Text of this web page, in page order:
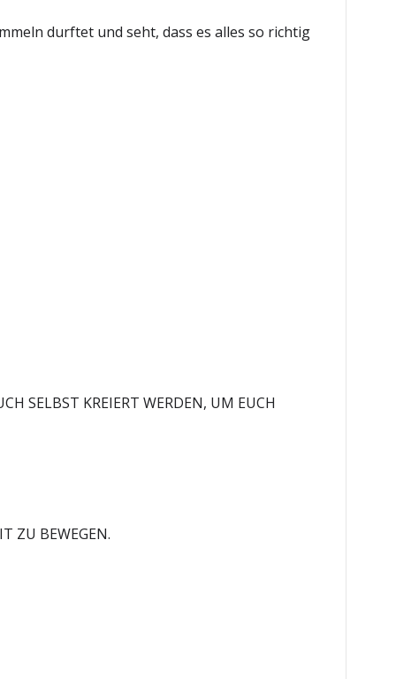
durftet und seht, dass es alles so richtig
SELBST KREIERT WERDEN, UM EUCH
ZU BEWEGEN.